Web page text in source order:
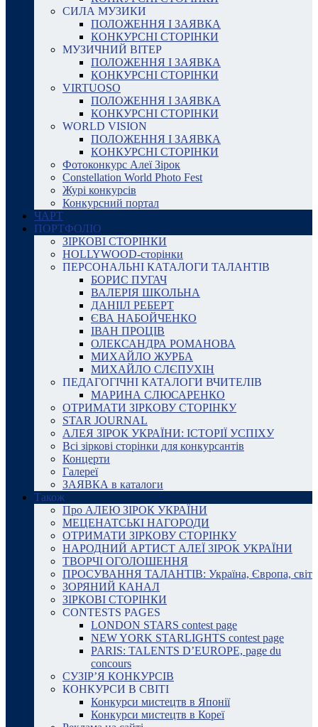
СИЛА МУЗИКИ
ПОЛОЖЕННЯ І ЗАЯВКА
КОНКУРСНІ СТОРІНКИ
МУЗИЧНИЙ ВІТЕР
ПОЛОЖЕННЯ І ЗАЯВКА
КОНКУРСНІ СТОРІНКИ
VIRTUOSO
ПОЛОЖЕННЯ І ЗАЯВКА
КОНКУРСНІ СТОРІНКИ
WORLD VISION
ПОЛОЖЕННЯ І ЗАЯВКА
КОНКУРСНІ СТОРІНКИ
Фотоконкурс Алеї Зірок
Constellation World Photo Fest
Журі конкурсів
Конкурсний портал
ЧАРТ
ПОРТФОЛІО
ЗІРКОВІ СТОРІНКИ
HOLLYWOOD-сторінки
ПЕРСОНАЛЬНІ КАТАЛОГИ ТАЛАНТІВ
БОРИС ПУГАЧ
ВАЛЕРІЯ ШКОЛЬНА
ДАНІІЛ РЕБЕРТ
ЄВА НАБОЙЧЕНКО
ІВАН ПРОЦІВ
ОЛЕКСАНДРА РОМАНОВА
МИХАЙЛО ЖУРБА
МИХАЙЛО СЛЄПУХІН
ПЕДАГОГІЧНІ КАТАЛОГИ ВЧИТЕЛІВ
МАРИНА СЛЮСАРЕНКО
ОТРИМАТИ ЗІРКОВУ СТОРІНКУ
STAR JOURNAL
АЛЕЯ ЗІРОК УКРАЇНИ: ІСТОРІЇ УСПІХУ
Всі зіркові сторінки для конкурсантів
Концерти
Галереї
ЗАЯВКА в каталоги
Також
Про АЛЕЮ ЗІРОК УКРАЇНИ
МЕЦЕНАТСЬКІ НАГОРОДИ
ОТРИМАТИ ЗІРКОВУ СТОРІНКУ
НАРОДНИЙ АРТИСТ АЛЕЇ ЗІРОК УКРАЇНИ
ТВОРЧІ ОГОЛОШЕННЯ
ПРОСУВАННЯ ТАЛАНТІВ: Україна, Європа, світ
ЗОРЯНИЙ КАНАЛ
ЗІРКОВІ СТОРІНКИ
CONTESTS PAGES
LONDON STARS contest page
NEW YORK STARLIGHTS contest page
PARIS: TALENTS D’EUROPE, page du
concours
СУЗІР’Я КОНКУРСІВ
КОНКУРСИ В СВІТІ
Конкурси мистецтв в Японії
Конкурси мистецтв в Кореї